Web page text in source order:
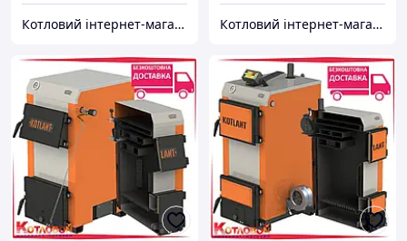
Котловий інтернет-магазин теплотехніки Котловий інтернет-магазин теплотехніки